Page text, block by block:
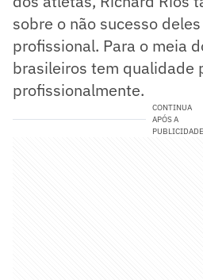
sobre o não sucesso
profissional. Para o meia
brasileiros tem qualidade
profissionalmente.
CONTINUA
APÓS A
PUBLICIDADE